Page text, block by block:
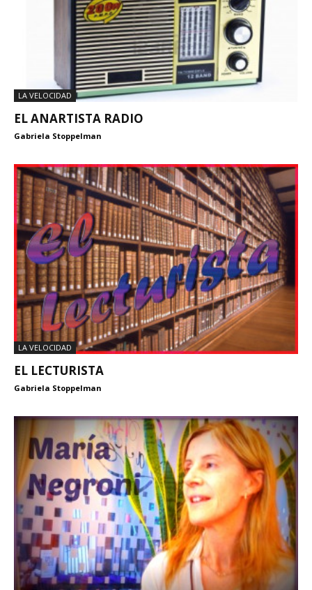
LA VELOCIDAD
EL ANARTISTA RADIO
Gabriela Stoppelman
LA VELOCIDAD
EL LECTURISTA
Gabriela Stoppelman